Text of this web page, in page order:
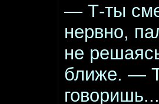
— Т-ты
нервно,
не
ближе. —